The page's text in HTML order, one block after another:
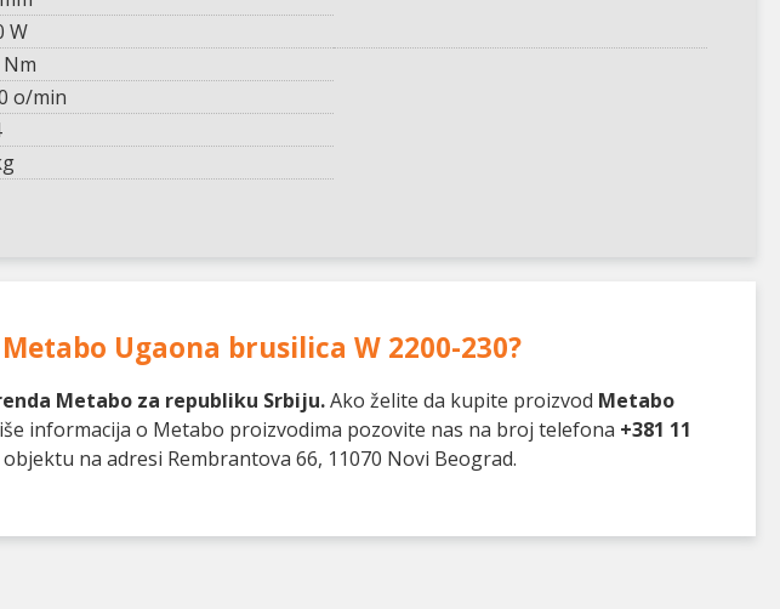
W
Nm
o/min
Metabo Ugaona brusilica W 2200-230?
Metabo za republiku Srbiju.Ako želite da kupite proizvod Metabo
informacija o Metabo proizvodima pozovite nas na broj telefona +381 11
na adresi Rembrantova 66, 11070 Novi Beograd.